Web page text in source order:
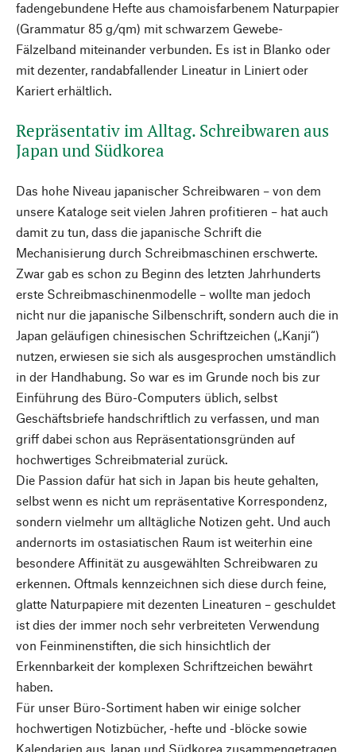
fadengebundene Hefte aus chamoisfarbenem Naturpapier
(Grammatur 85 g/qm) mit schwarzem Gewebe-
Fälzelband miteinander verbunden. Es ist in Blanko oder
mit dezenter, randabfallender Lineatur in Liniert oder
Kariert erhältlich.
Repräsentativ im Alltag. Schreibwaren aus
Japan und Südkorea
Das hohe Niveau japanischer Schreibwaren – von dem
unsere Kataloge seit vielen Jahren profitieren – hat auch
damit zu tun, dass die japanische Schrift die
Mechanisierung durch Schreibmaschinen erschwerte.
Zwar gab es schon zu Beginn des letzten Jahrhunderts
erste Schreibmaschinenmodelle – wollte man jedoch
nicht nur die japanische Silbenschrift, sondern auch die in
Japan geläufigen chinesischen Schriftzeichen („Kanji“)
nutzen, erwiesen sie sich als ausgesprochen umständlich
in der Handhabung. So war es im Grunde noch bis zur
Einführung des Büro-Computers üblich, selbst
Geschäftsbriefe handschriftlich zu verfassen, und man
griff dabei schon aus Repräsentationsgründen auf
hochwertiges Schreibmaterial zurück.
Die Passion dafür hat sich in Japan bis heute gehalten,
selbst wenn es nicht um repräsentative Korrespondenz,
sondern vielmehr um alltägliche Notizen geht. Und auch
andernorts im ostasiatischen Raum ist weiterhin eine
besondere Affinität zu ausgewählten Schreibwaren zu
erkennen. Oftmals kennzeichnen sich diese durch feine,
glatte Naturpapiere mit dezenten Lineaturen – geschuldet
ist dies der immer noch sehr verbreiteten Verwendung
von Feinminenstiften, die sich hinsichtlich der
Erkennbarkeit der komplexen Schriftzeichen bewährt
haben.
Für unser Büro-Sortiment haben wir einige solcher
hochwertigen Notizbücher, -hefte und -blöcke sowie
Kalendarien aus Japan und Südkorea zusammengetragen.